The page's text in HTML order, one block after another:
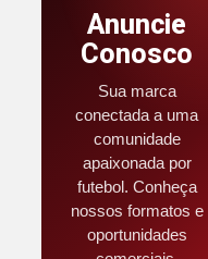
Anuncie
Conosco
Sua marca
conectada a uma
comunidade
apaixonada por
futebol. Conheça
nossos formatos e
oportunidades